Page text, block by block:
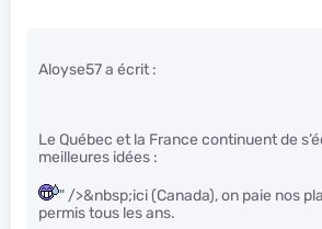
Aloyse57 a écrit :
Le Québec et la France continuent de
meilleures idées :
" />&nbsp;ici (Canada), on paie nos
permis tous les ans.